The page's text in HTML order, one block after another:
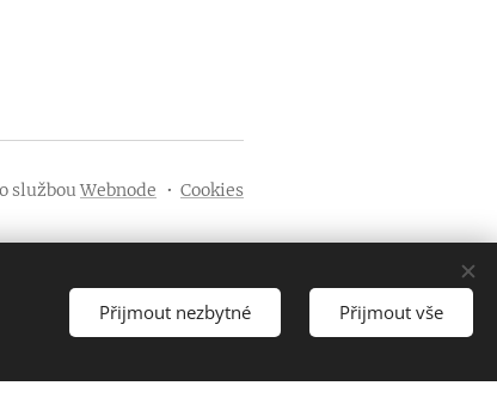
službouWebnode Cookies
Přijmout nezbytné Přijmout vše